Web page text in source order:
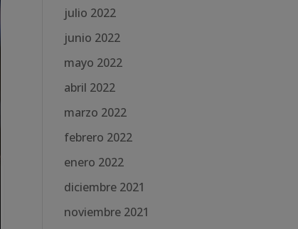
julio 2022
junio 2022
mayo 2022
abril 2022
marzo 2022
febrero 2022
enero 2022
diciembre 2021
noviembre 2021